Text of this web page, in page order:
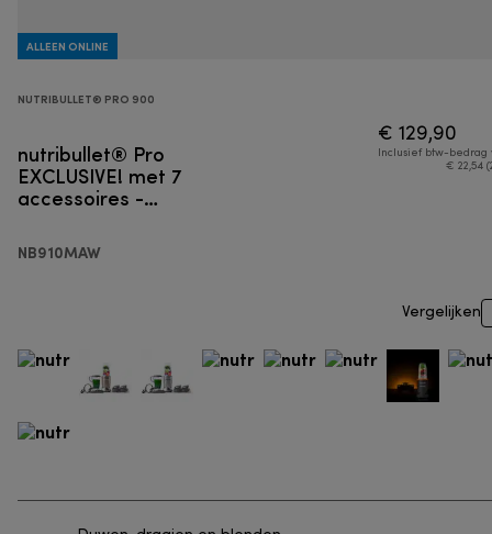
ALLEEN ONLINE
NUTRIBULLET® PRO 900
nutribullet® Pro
EXCLUSIVE! met 7
accessoires -
NB910MAW
€ 129,90
Inclusief btw-bedrag
€ 22,54
Vergelijken